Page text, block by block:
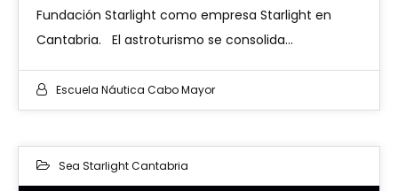
Fundación Starlight como empresa Starlight en
Cantabria. El astroturismo se consolida…
Escuela Náutica Cabo Mayor
Sea Starlight Cantabria